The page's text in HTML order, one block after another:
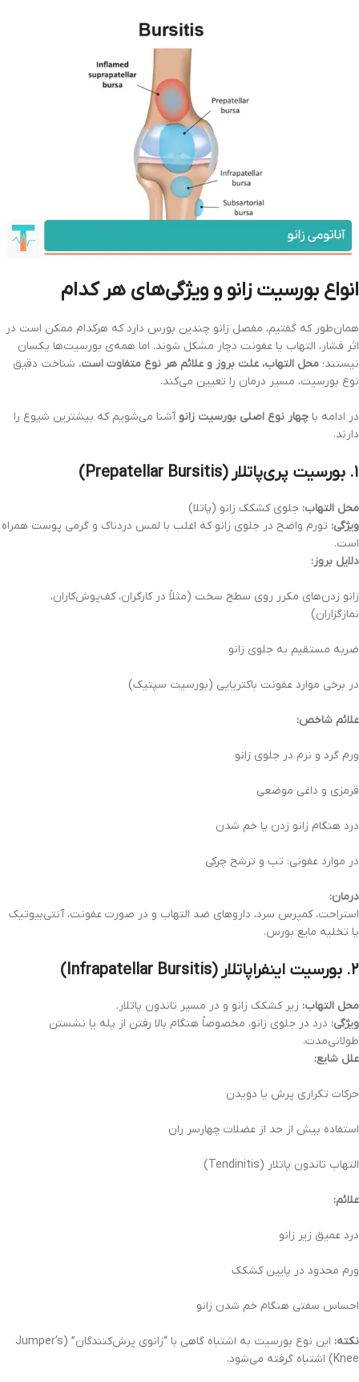
انواع بورسیت زانو و ویژگی‌های هر کدام
همان‌طور که گفتیم، مفصل زانو چندین بورس دارد که هرکدام ممکن است در
اثر فشار، التهاب یا عفونت دچار مشکل شوند. اما همه‌ی بورسیت‌ها یکسان
نیستند؛ محل التهاب، علت بروز و علائم هر نوع متفاوت است. شناخت دقیق
نوع بورسیت، مسیر درمان را تعیین می‌کند.
در ادامه با چهار نوع اصلی بورسیت زانو آشنا می‌شویم که بیشترین شیوع را
دارند.
محل التهاب: جلوی کشکک زانو (پاتلا)
ویژگی: تورم واضح در جلوی زانو که اغلب با لمس دردناک و گرمی پوست همراه
است.
دلایل بروز:
زانو زدن‌های مکرر روی سطح سخت (مثلاً در کارگران، کف‌پوش‌کاران،
نمازگزاران)
ضربه مستقیم به جلوی زانو
در برخی موارد عفونت باکتریایی (بورسیت سپتیک)
علائم شاخص:
ورم گرد و نرم در جلوی زانو
قرمزی و داغی موضعی
درد هنگام زانو زدن یا خم شدن
در موارد عفونی: تب و ترشح چرکی
درمان:
استراحت، کمپرس سرد، داروهای ضد التهاب و در صورت عفونت، آنتی‌بیوتیک
یا تخلیه مایع بورس.
۲. بورسیت اینفراپاتلار (Infrapatellar Bursitis)
محل التهاب: زیر کشکک زانو و در مسیر تاندون پاتلار.
ویژگی: درد در جلوی زانو، مخصوصاً هنگام بالا رفتن از پله یا نشستن
طولانی‌مدت.
علل شایع:
حرکات تکراری پرش یا دویدن
استفاده بیش از حد از عضلات چهارسر ران
التهاب تاندون پاتلار (Tendinitis)
علائم:
درد عمیق زیر زانو
ورم محدود در پایین کشکک
احساس سفتی هنگام خم شدن زانو
نکته:
این نوع بورسیت به اشتباه گاهی با “زانوی پرش‌کنندگان” (Jumper’s
Knee) اشتباه گرفته می‌شود.